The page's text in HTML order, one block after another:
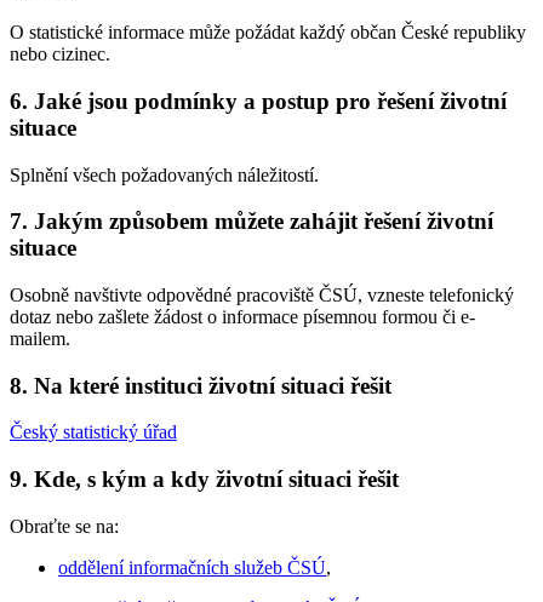
O statistické informace může požádat každý občan České republiky
nebo cizinec.
6. Jaké jsou podmínky a postup pro řešení životní
situace
Splnění všech požadovaných náležitostí.
7. Jakým způsobem můžete zahájit řešení životní
situace
Osobně navštivte odpovědné pracoviště ČSÚ, vzneste telefonický
dotaz nebo zašlete žádost o informace písemnou formou či e-
mailem.
8. Na které instituci životní situaci řešit
Český statistický úřad
9. Kde, s kým a kdy životní situaci řešit
Obraťte se na:
oddělení informačních služeb ČSÚ,